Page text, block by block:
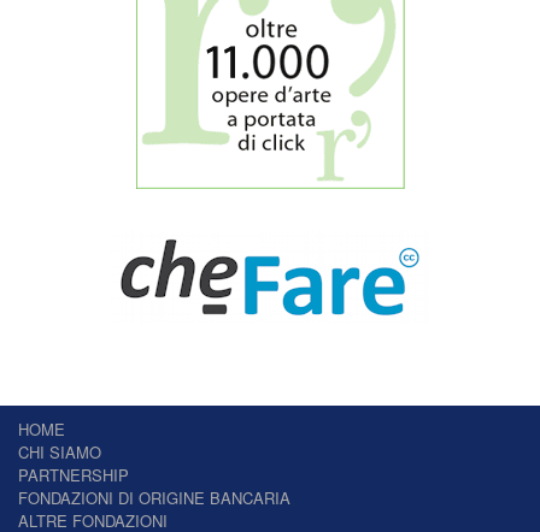
HOME
CHI SIAMO
PARTNERSHIP
FONDAZIONI DI ORIGINE BANCARIA
ALTRE FONDAZIONI